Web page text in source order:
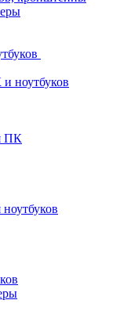
ноутбуков
ПК